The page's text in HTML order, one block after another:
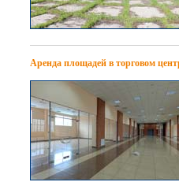
Аренда площадей в торговом